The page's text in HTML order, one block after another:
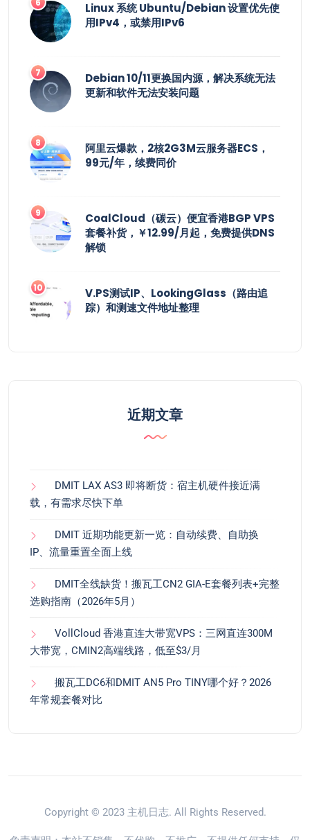
Linux 系统 Ubuntu/Debian 设置优先使
用IPv4，或禁用IPv6
Debian 10/11更换国内源，解决系统无法
更新和软件无法安装问题
阿里云爆款，2核2G3M云服务器ECS，
99元/年，续费同价
CoalCloud（碳云）便宜香港BGP VPS
套餐补货，￥12.99/月起，免费提供DNS
解锁
V.PS测试IP、LookingGlass（路由追
踪）和测速文件地址整理
近期文章
DMIT LAX AS3 即将断货：宿主机硬件接近满
载，有需求尽快下单
DMIT 近期功能更新一览：自动续费、自助换
IP、流量重置全面上线
DMIT全线缺货！搬瓦工CN2 GIA-E套餐列表+完整
选购指南（2026年5月）
VollCloud 香港直连大带宽VPS：三网直连300M
大带宽，CMIN2高端线路，低至$3/月
搬瓦工DC6和DMIT AN5 Pro TINY哪个好？2026
年常规套餐对比
Copyright © 2023 主机日志. All Rights Reserved.